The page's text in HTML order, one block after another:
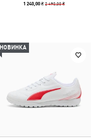
1 240,00 ₴2 490,00 ₴
НОВИНКА